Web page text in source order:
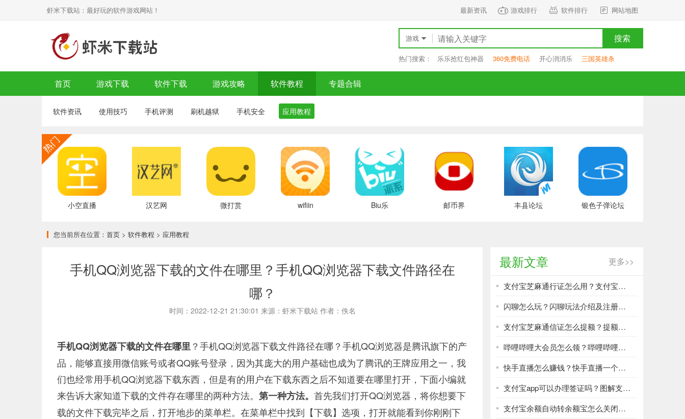
虾米下载站：最好玩的软件游戏网站！ 最新资讯 游戏排行 软件排行 网站地图
游戏 搜索
热门搜索： 乐乐抢红包神器 360免费电话 开心消消乐 三国英雄杀
首页 游戏下载 软件下载 游戏攻略 软件教程 专题合辑
软件资讯 使用技巧 手机评测 刷机越狱 手机安全 应用教程
小空直播 汉艺网 微打赏 wifiin Biu乐 邮币界 丰县论坛 银色子弹论坛
您当前所在位置： 首页 > 软件教程 > 应用教程
手机QQ浏览器下载的文件在哪里？手机QQ浏览器下载文件路径在
哪？
时间：2022-12-21 21:30:01 来源：虾米下载站 作者：佚名
手机QQ浏览器下载的文件在哪里？手机QQ浏览器下载文件路径在哪？手机QQ浏览器是腾讯旗下的产
品，能够直接用微信账号或者QQ账号登录，因为其庞大的用户基础也成为了腾讯的王牌应用之一，我
们也经常用手机QQ浏览器下载东西，但是有的用户在下载东西之后不知道要在哪里打开，下面小编就
来告诉大家知道下载的文件存在哪里的两种方法。 第一种方法。 首先我们打开QQ浏览器，将你想要下
载的文件下载完毕之后，打开地步的菜单栏。在菜单栏中找到【下载】选项，打开就能看到你刚刚下
最新文章 更多>>
支付宝芝麻通行证怎么用？支付宝芝麻通行证用法介绍
闪聊怎么玩？闪聊玩法介绍及注册步骤
支付宝芝麻通信证怎么提额？提额通信证申请教程
哔哩哔哩大会员怎么领？哔哩哔哩免费大会员领取步骤
快手直播怎么赚钱？快手直播一个月能赚多少钱？
支付宝app可以办理签证吗？图解支付宝办理出境签证方法教程
支付宝余额自动转余额宝怎么关闭？自动转余额宝功能关闭方法及步骤